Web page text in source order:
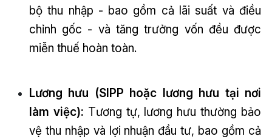
bộ thu nhập - bao gồm cả lãi suất và điều
chỉnh gốc - và tăng trưởng vốn đều được
miễn thuế hoàn toàn.
Lương hưu (SIPP hoặc lương hưu tại nơi
làm việc): Tương tự, lương hưu thường bảo
vệ thu nhập và lợi nhuận đầu tư, bao gồm cả